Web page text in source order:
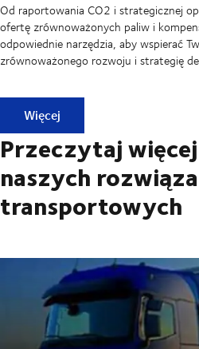
Od raportowania CO2 i strategicznej
ofertę zrównoważonych paliw i
odpowiednie narzędzia, aby wspierać
zrównoważonego rozwoju i strategię
Wsparcie dla bardziej
Więcej
Przeczytaj
naszych
transportowych